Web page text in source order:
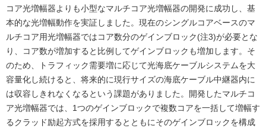
コア光増幅器よりも小型なマルチコア光増幅器の開発に成功し、基
本的な光増幅動作を実証しました。現在のシングルコアベースのマ
ルチコア用光増幅器ではコア数分のゲインブロック(注3)が必要とな
り、コア数が増加すると比例してゲインブロックも増加します。そ
のため、トラフィック需要増に応じて光海底ケーブルシステムを大
容量化し続けると、将来的に現行サイズの海底ケーブル中継器内に
は収容しきれなくなるという課題がありました。開発したマルチコ
ア光増幅器では、1つのゲインブロックで複数コアを一括して増幅す
るクラッド励起方式を採用するとともにそのゲインブロックを構成